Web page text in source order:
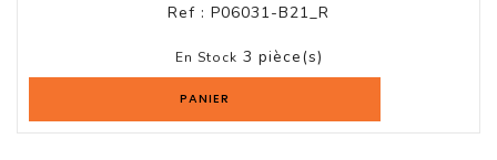
Ref : P06031-B21_R
En Stock 3 pièce(s)
PANIER